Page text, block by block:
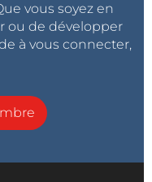
vous soyez en
ou de développer
à vous connecter,